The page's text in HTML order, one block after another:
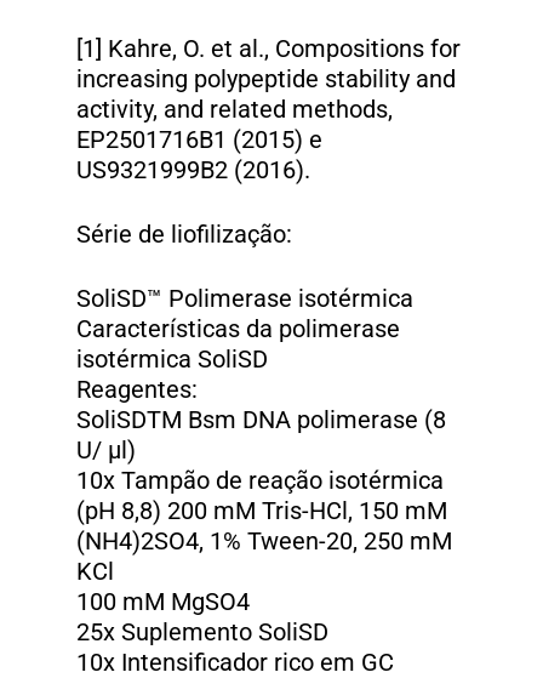
[1] Kahre, O. et al., Compositions for
increasing polypeptide stability and
activity, and related methods,
EP2501716B1 (2015) e
US9321999B2 (2016).
Série de liofilização:
SoliSD™ Polimerase isotérmica
Características da polimerase
isotérmica SoliSD
Reagentes:
SoliSDTM Bsm DNA polimerase (8
U/ µl)
10x Tampão de reação isotérmica
(pH 8,8) 200 mM Tris-HCl, 150 mM
(NH4)2SO4, 1% Tween-20, 250 mM
KCl
100 mM MgSO4
25x Suplemento SoliSD
10x Intensificador rico em GC